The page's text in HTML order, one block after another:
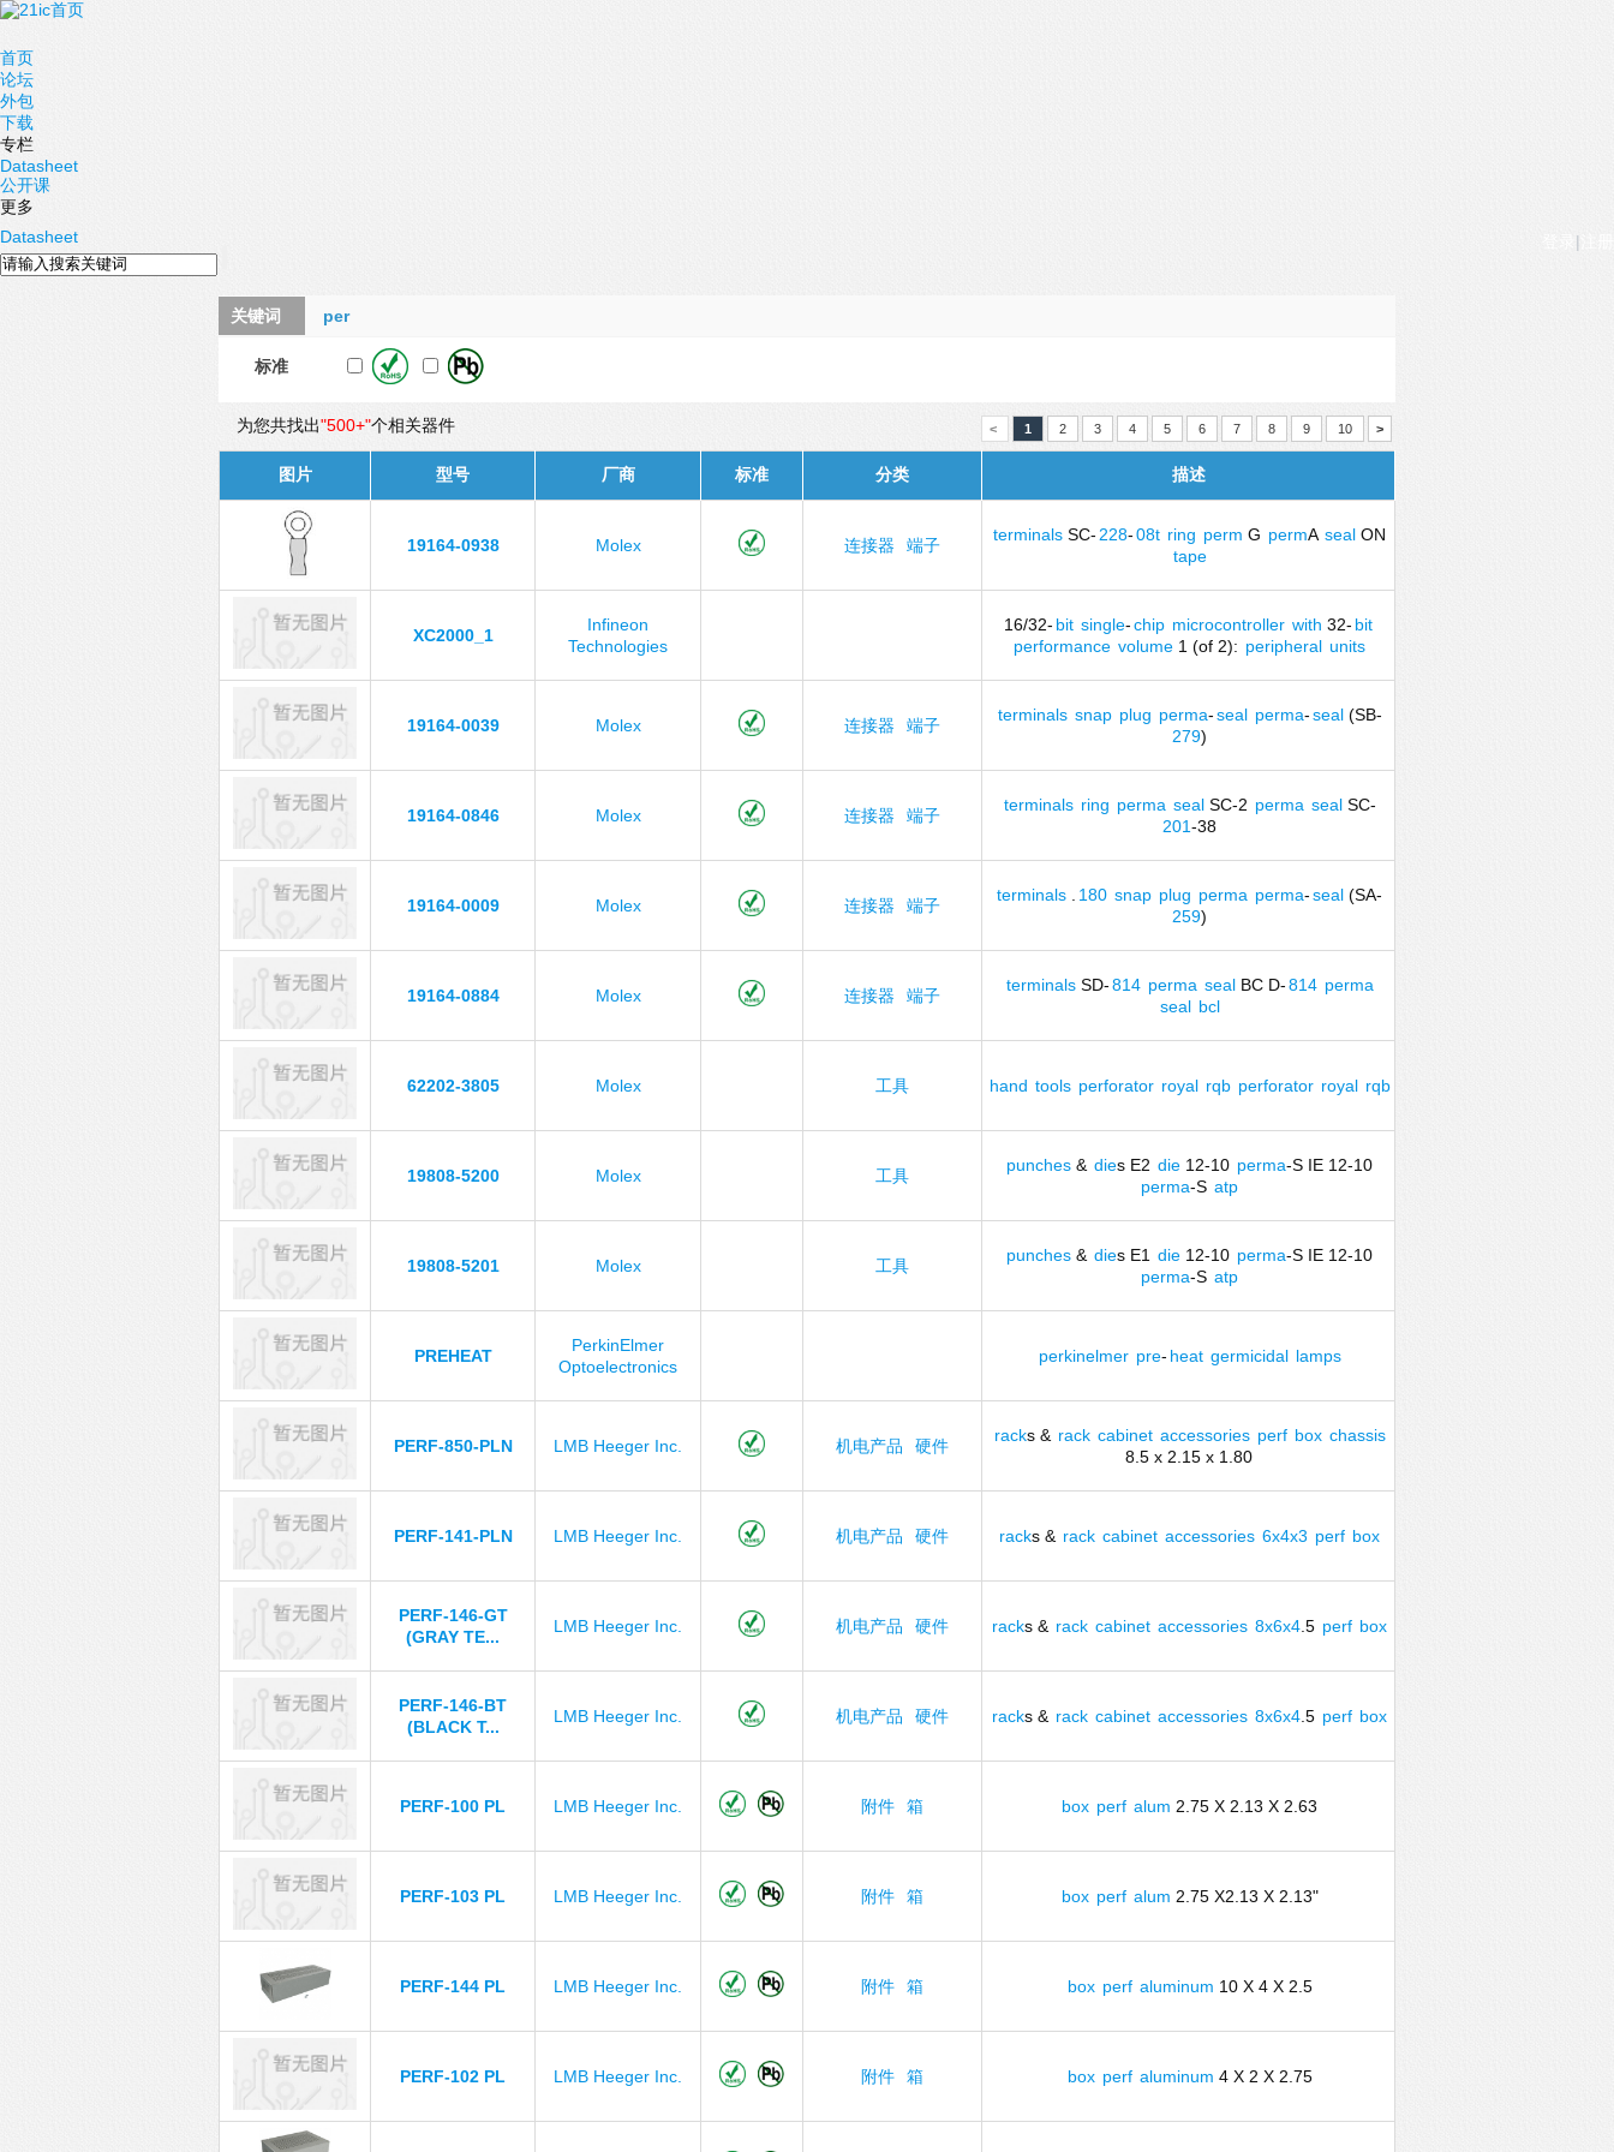
首页
论坛
外包
下载
专栏
Datasheet
公开课
更多
|
Datasheet
关键词 per
标准
为您共找出"500+"个相关器件 < 1 2 3 4 5 6 7 8 9 10 >
图片 型号 厂商 标准 分类 描述
19164-0938 Molex 连接器 端子
terminals SC- 228-08t ring perm G permA seal ON
tape
XC2000_1
Infineon
Technologies
16/32- bit single-chip microcontroller with 32- bit
performance volume 1 (of 2): peripheral units
19164-0039 Molex 连接器 端子
terminals snap plug perma-seal perma-seal(SB-
279)
19164-0846 Molex 连接器 端子
terminals ring perma sealSC-2 perma sealSC-
201-38
19164-0009 Molex 连接器 端子
terminals 180 snap plug perma perma-seal (SA-
259)
19164-0884 Molex 连接器 端子
terminalsSD-814 perma sealBC D-814 perma
seal bcl
62202-3805 Molex 工具 hand tools perforator royal rqb perforator royal rqb
19808-5200 Molex 工具
punches & dies E2 die 12-10 perma-S IE 12-10
perma-S atp
19808-5201 Molex 工具
punches & dies E1 die 12-10 perma-S IE 12-10
perma-S atp
PREHEAT
PerkinElmer
Optoelectronics
perkinelmer pre- heat germicidal lamps
PERF-850-PLN LMB Heeger Inc. 机电产品 硬件
racks & rack cabinet accessories perf box chassis
8.5 x 2.15 x 1.80
PERF-141-PLN LMB Heeger Inc. 机电产品 硬件 racks & rack cabinet accessories 6x4x3 perf box
PERF-146-GT
(GRAY TE...
LMB Heeger Inc. 机电产品 硬件 racks & rack cabinet accessories 8x6x4 .5 perf box
PERF-146-BT
(BLACK T...
LMB Heeger Inc. 机电产品 硬件 racks & rack cabinet accessories 8x6x4 .5 perf box
PERF-100 PL LMB Heeger Inc. 附件 箱 box perf alum 2.75 X 2.13 X 2.63
PERF-103 PL LMB Heeger Inc. 附件 箱 box perf alum 2.75 X2.13 X 2.13"
PERF-144 PL LMB Heeger Inc. 附件 箱 box perf aluminum 10 X 4 X 2.5
PERF-102 PL LMB Heeger Inc. 附件 箱 box perf aluminum 4 X 2 X 2.75